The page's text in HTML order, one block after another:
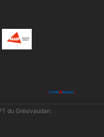
du Grésivaudan.